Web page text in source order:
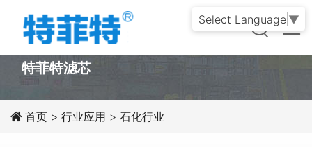
PRODUCT
特菲特滤芯
首页 > 行业应用 > 石化行业
Select Language ▼